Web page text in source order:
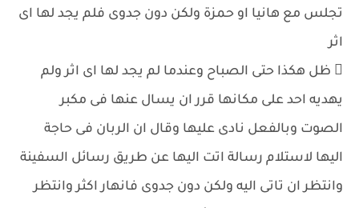
تجلس مع هانيا او حمزة ولكن دون جدوى فلم يجد لها اى
اثر
 ظل هكذا حتى الصباح وعندما لم يجد لها اى اثر ولم
يهديه احد على مكانها قرر ان يسال عنها فى مكبر
الصوت وبالفعل نادى عليها وقال ان الربان فى حاجة
اليها لاستلام رسالة اتت اليها عن طريق رسائل السفينة
وانتظر ان تاتى اليه ولكن دون جدوى فانهار اكثر وانتظر